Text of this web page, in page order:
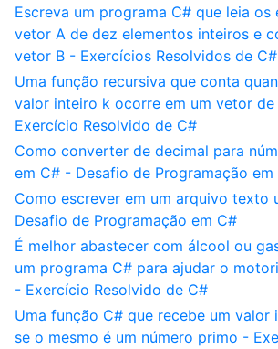
Escreva um programa C# que leia os
vetor A de dez elementos inteiros e
vetor B - Exercícios Resolvidos de C#
Uma função recursiva que conta
valor inteiro k ocorre em um vetor
Exercício Resolvido de C#
Como converter de decimal para
em C# - Desafio de Programação em
Como escrever em um arquivo texto
Desafio de Programação em C#
É melhor abastecer com álcool ou
um programa C# para ajudar o
- Exercício Resolvido de C#
Uma função C# que recebe um valor
se o mesmo é um número primo -